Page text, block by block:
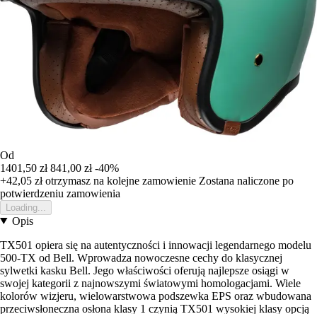
Od
1401,50 zł 841,00 zł -40%
+42,05 złotrzymasz na kolejne zamowienie Zostana naliczone po
potwierdzeniu zamowienia
Loading...
Opis
TX501 opiera się na autentyczności i innowacji legendarnego modelu
500-TX od Bell. Wprowadza nowoczesne cechy do klasycznej
sylwetki kasku Bell. Jego właściwości oferują najlepsze osiągi w
swojej kategorii z najnowszymi światowymi homologacjami. Wiele
kolorów wizjeru, wielowarstwowa podszewka EPS oraz wbudowana
przeciwsłoneczna osłona klasy 1 czynią TX501 wysokiej klasy opcją